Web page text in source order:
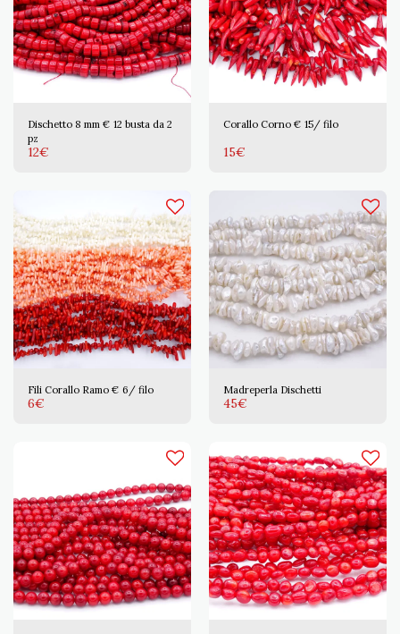
Dischetto 8 mm € 12 busta da 2
pz
12€
Corallo Corno € 15/ filo
15€
Fili Corallo Ramo € 6/ filo
6€
Madreperla Dischetti
45€